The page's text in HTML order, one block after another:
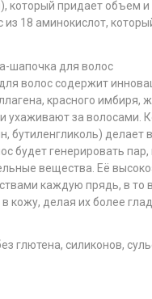
который придает объем и
18 аминокислот,
шапочка для волос
волос содержит
красного имбиря,
ухаживают за волосами.
бутиленгликоль)
будет генерировать
вещества. Её
каждую прядь, в то
кожу, делая их более
глютена, силиконов,